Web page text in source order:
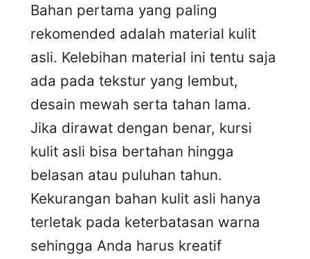
Bahan pertama yang paling
rekomended adalah material kulit
asli. Kelebihan material ini tentu saja
ada pada tekstur yang lembut,
desain mewah serta tahan lama.
Jika dirawat dengan benar, kursi
kulit asli bisa bertahan hingga
belasan atau puluhan tahun.
Kekurangan bahan kulit asli hanya
terletak pada keterbatasan warna
sehingga Anda harus kreatif